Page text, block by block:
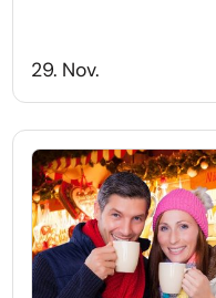
auf der Wartburg
29. Nov.
setzen